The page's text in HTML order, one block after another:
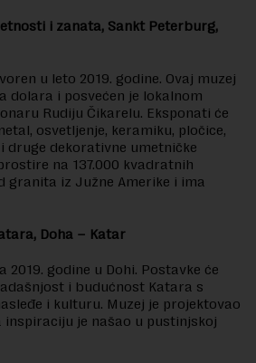
i zanata, Sankt Peterburg,
u leto 2019. godine. Ovaj muzej
dolara i posvećen je lokalnom
Rudiju Čikarelu. Eksponati će
osvetljenje, keramiku, pločice,
druge dekorativne umetničke
na 137.000 kvadratnih
granita iz Južne Amerike i ima
Doha – Katar
2019. godine u Dohi. Postavke će
i budućnost Katara s
i kulturu. Muzej je projektovao
inspiraciju je našao u pustinjskoj